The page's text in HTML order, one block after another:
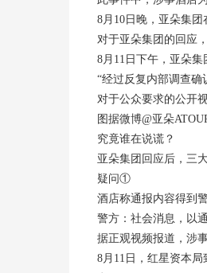
8月10日晚，亚朵集
对于亚朵集团的回应
8月11日下午，亚朵集
“经过反复内部调查确
对于公众要求的公开
图据微博@亚朵
究竟谁在说谎？
亚朵集团回应后，三
疑问①
酒店称通报内容得到
警方：社会消息，以
据正观视频报道，涉
8月11日，红星资本